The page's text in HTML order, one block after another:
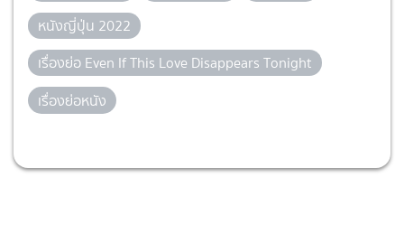
หนังญี่ปุ่น 2022
เรื่องย่อ Even If This Love Disappears Tonight
เรื่องย่อหนัง